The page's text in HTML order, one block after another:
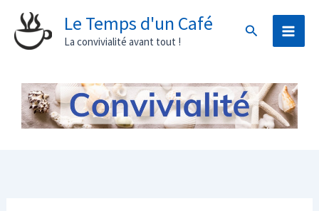
Aller
contenu
Le Temps d'un Café
La convivialité avant tout !
Rechercher